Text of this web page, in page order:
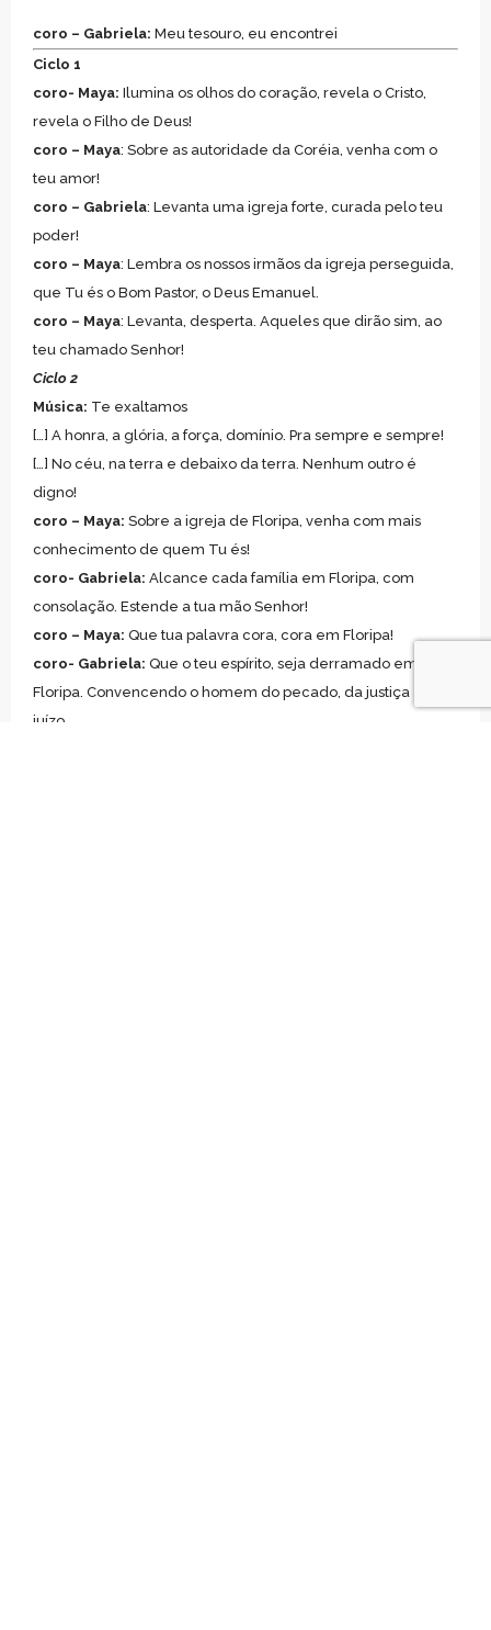
coro – Gabriela: Meu tesouro, eu encontrei
Ciclo 1
coro- Maya: Ilumina os olhos do coração, revela o Cristo,
revela o Filho de Deus!
coro – Maya: Sobre as autoridade da Coréia, venha com o
teu amor!
coro – Gabriela: Levanta uma igreja forte, curada pelo teu
poder!
coro – Maya: Lembra os nossos irmãos da igreja perseguida,
que Tu és o Bom Pastor, o Deus Emanuel.
coro – Maya: Levanta, desperta. Aqueles que dirão sim, ao
teu chamado Senhor!
Ciclo 2
Música: Te exaltamos
[…] A honra, a glória, a força, domínio. Pra sempre e sempre!
[…] No céu, na terra e debaixo da terra. Nenhum outro é
digno!
coro – Maya: Sobre a igreja de Floripa, venha com mais
conhecimento de quem Tu és!
coro- Gabriela: Alcance cada família em Floripa, com
consolação. Estende a tua mão Senhor!
coro – Maya: Que tua palavra cora, cora em Floripa!
coro- Gabriela: Que o teu espírito, seja derramado em
Floripa. Convencendo o homem do pecado, da justiça e do
juízo.